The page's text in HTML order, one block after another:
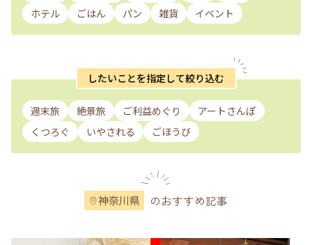
ホテル
ごはん パン 雑貨 イベント
したいことを指定して絞り込む
週末旅 絶景旅 ご利益めぐり
アートさんぽ
くつろぐ
いやされる ごほうび
神奈川県 のおすすめ記事